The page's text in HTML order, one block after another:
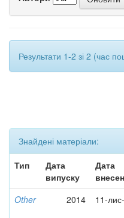
Результати 1-2 зі 2 (час
Знайдені матеріали:
Тип
Дата
випуску
Дата
Other 2014 11-